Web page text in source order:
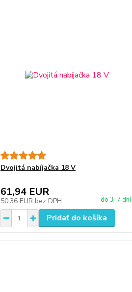
Dvojitá nabíjačka 18 V
61,94 EUR
50,36 EUR bez DPH do 3-7 dní
Pridať do košíka